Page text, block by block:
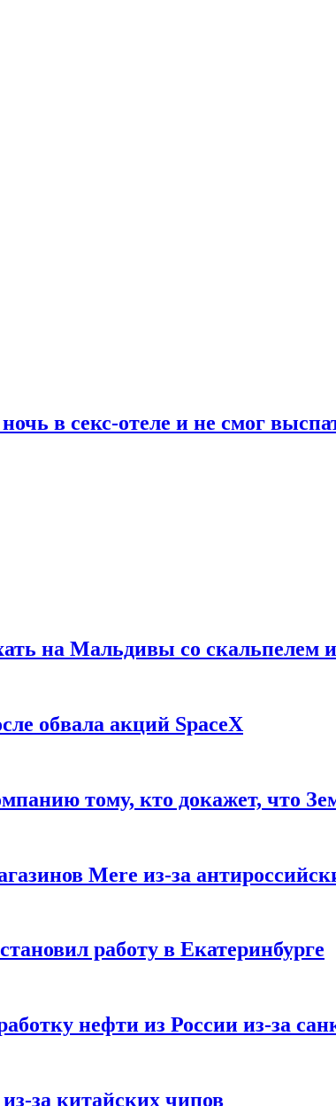
в секс-отеле и не смог
на Мальдивы со скальпелем
обвала акций SpaceX
тому, кто докажет, что
Mere из-за
работу в Екатеринбурге
нефти из России из-за
за китайских чипов